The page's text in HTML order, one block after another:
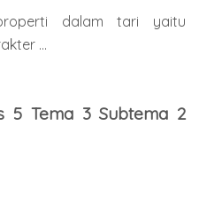
dalam tari yaitu
...
5 Tema 3 Subtema 2